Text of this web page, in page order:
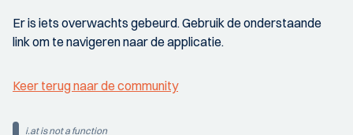
Er is iets overwachts gebeurd. Gebruik de onderstaande
link om te navigeren naar de applicatie.
Keer terug naar de community
i.at is not a function